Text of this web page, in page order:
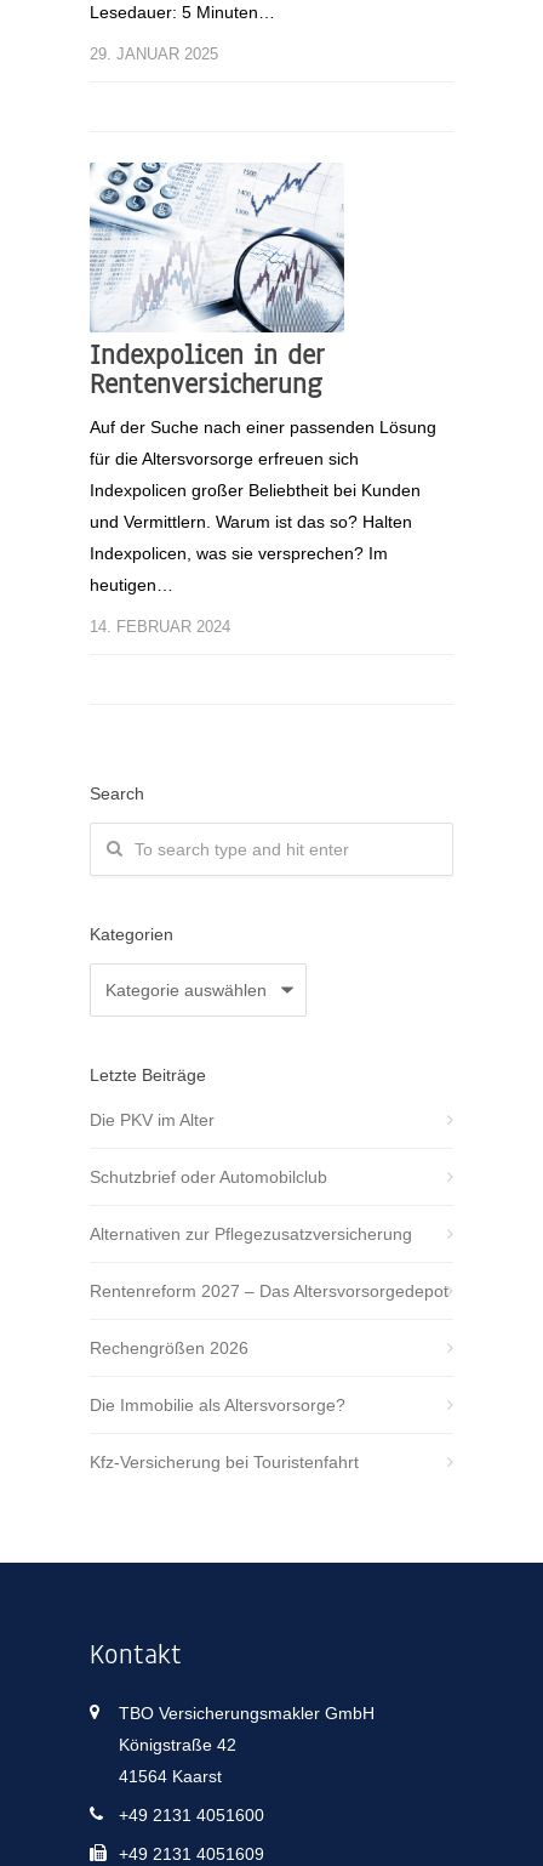
Lesedauer: 5 Minuten…
29. JANUAR 2025
Indexpolicen in der
Rentenversicherung
Auf der Suche nach einer passenden Lösung
für die Altersvorsorge erfreuen sich
Indexpolicen großer Beliebtheit bei Kunden
und Vermittlern. Warum ist das so? Halten
Indexpolicen, was sie versprechen? Im
heutigen…
14. FEBRUAR 2024
Search
Kategorien
Letzte Beiträge
Die PKV im Alter
Schutzbrief oder Automobilclub
Alternativen zur Pflegezusatzversicherung
Rentenreform 2027 – Das Altersvorsorgedepot
Rechengrößen 2026
Die Immobilie als Altersvorsorge?
Kfz-Versicherung bei Touristenfahrt
Kontakt
TBO Versicherungsmakler GmbH
Königstraße 42
41564 Kaarst
+49 2131 4051600
+49 2131 4051609